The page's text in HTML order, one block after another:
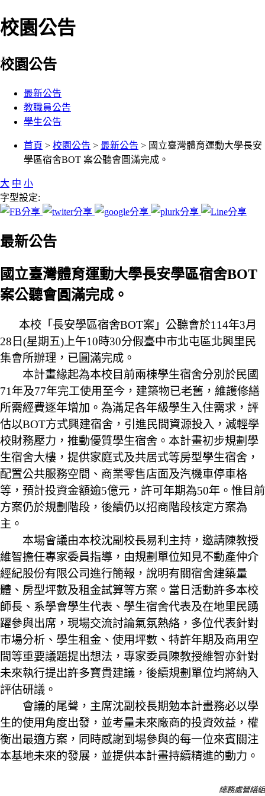
校園公告
:::
校園公告
最新公告
教職員公告
學生公告
首頁 > 校園公告 > 最新公告 > 國立臺灣體育運動大學長安
學區宿舍BOT 案公聽會圓滿完成。
大 中 小
字型設定:
最新公告
國立臺灣體育運動大學長安學區宿舍BOT
案公聽會圓滿完成。
本校「長安學區宿舍BOT案」公聽會於114年3月
28日(星期五)上午10時30分假臺中市北屯區北興里民
集會所辦理，已圓滿完成。
本計畫緣起為本校目前兩棟學生宿舍分別於民國
71年及77年完工使用至今，建築物已老舊，維護修繕
所需經費逐年增加。為滿足各年級學生入住需求，評
估以BOT方式興建宿舍，引進民間資源投入，減輕學
校財務壓力，推動優質學生宿舍。本計畫初步規劃學
生宿舍大樓，提供家庭式及共居式等房型學生宿舍，
配置公共服務空間、商業零售店面及汽機車停車格
等，預計投資金額逾5億元，許可年期為50年。惟目前
方案仍於規劃階段，後續仍以招商階段核定方案為
主。
本場會議由本校沈副校長易利主持，邀請陳教授
維智擔任專家委員指導，由規劃單位知見不動產仲介
經紀股份有限公司進行簡報，說明有關宿舍建築量
體、房型坪數及租金試算等方案。當日活動許多本校
師長、系學會學生代表、學生宿舍代表及在地里民踴
躍參與出席，現場交流討論氣氛熱絡，多位代表針對
市場分析、學生租金、使用坪數、特許年期及商用空
間等重要議題提出想法，專家委員陳教授維智亦針對
未來執行提出許多寶貴建議，後續規劃單位均將納入
評估研議。
會議的尾聲，主席沈副校長期勉本計畫務必以學
生的使用角度出發，並考量未來廠商的投資效益，權
衡出最適方案，同時感謝到場參與的每一位來賓關注
本基地未來的發展，並提供本計畫持續精進的動力。
總務處營繕組